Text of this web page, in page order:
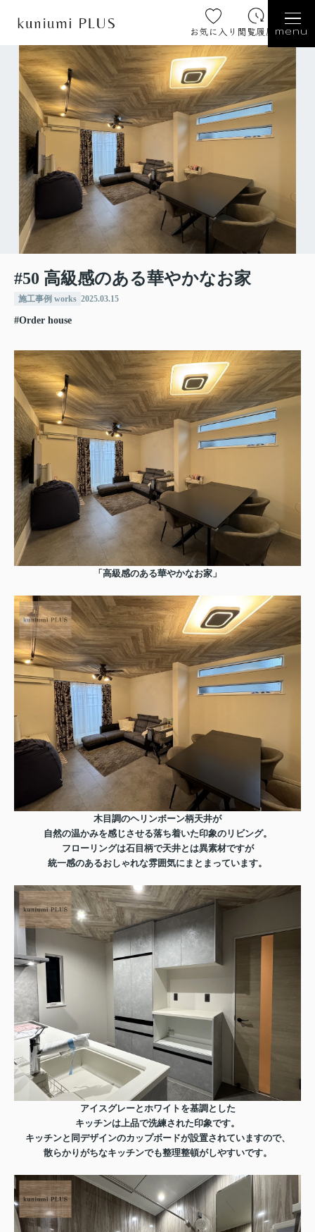
お気に入り 閲覧履歴 menu
#50 高級感のある華やかなお家
施工事例 works 2025.03.15
#Order house
「高級感のある華やかなお家」
木目調のヘリンボーン柄天井が
自然の温かみを感じさせる落ち着いた印象のリビング。
フローリングは石目柄で天井とは異素材ですが
統一感のあるおしゃれな雰囲気にまとまっています。
アイスグレーとホワイトを基調とした
キッチンは上品で洗練された印象です。
キッチンと同デザインのカップボードが設置されていますので、
散らかりがちなキッチンでも整理整頓がしやすいです。